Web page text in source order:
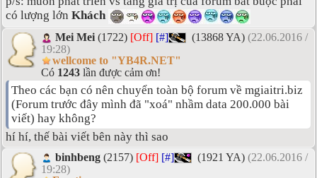
có lượng lớn Khách
Mei Mei (1722) [Off] [#] (13868 YA) (22.06.2016 /
19:28)
wellcome to "YB4R.NET"
Có 1243 lần được cảm ơn!
Theo các bạn có nên chuyển toàn bộ forum về mgiaitri.biz
(Forum trước đây mình đã "xoá" nhầm data 200.000 bài
viết) hay không?
hí hí, thế bài viết bên này thì sao
binhbeng (2157) [Off] [#] (1921 YA) (22.06.2016 /
19:28)